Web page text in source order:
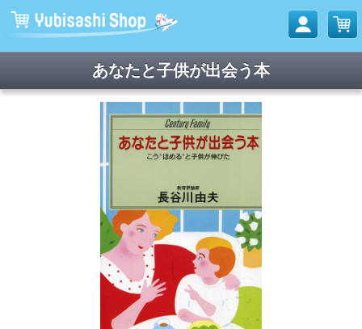
あなたと子供が出会う本